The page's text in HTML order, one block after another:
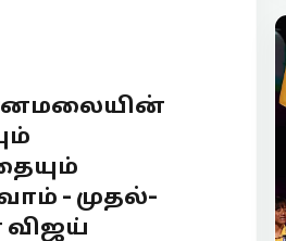
- முதல்-
விஜய்